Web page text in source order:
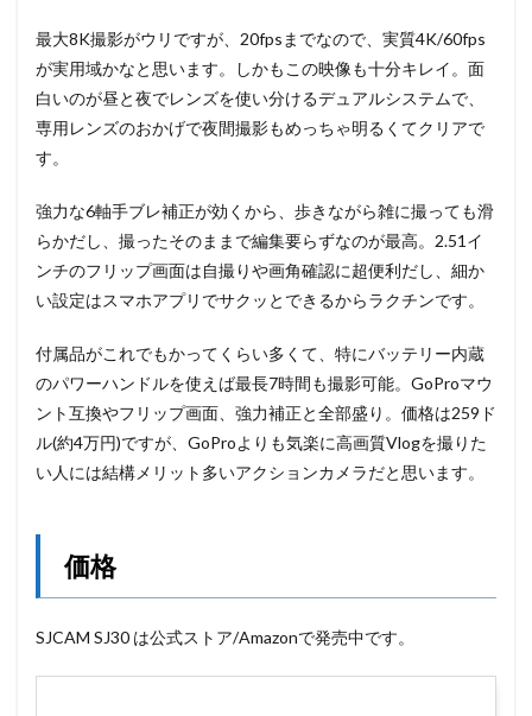
最大8K撮影がウリですが、20fpsまでなので、実質4K/60fps
が実用域かなと思います。しかもこの映像も十分キレイ。 面
白いのが昼と夜でレンズを使い分けるデュアルシステムで、
専用レンズのおかげで夜間撮影もめっちゃ明るくてクリアで
す。
強力な6軸手ブレ補正が効くから、 歩きながら雑に撮っても滑
らかだし、 撮ったそのままで編集要らずなのが最高。 2.51イ
ンチのフリップ画面は自撮りや画角確認に超便利だし、 細か
い設定はスマホアプリでサクッとできるからラクチンです。
付属品がこれでもかってくらい多くて、 特にバッテリー内蔵
のパワーハンドルを使えば最長7時間も撮影可能。 GoProマウ
ント互換やフリップ画面、 強力補正と全部盛り。価格は259ド
ル(約4万円)ですが、GoProよりも気楽に高画質Vlogを撮りた
い人には結構メリット多いアクションカメラだと思います。
価格
SJCAM SJ30 は公式ストア/Amazonで発売中です。